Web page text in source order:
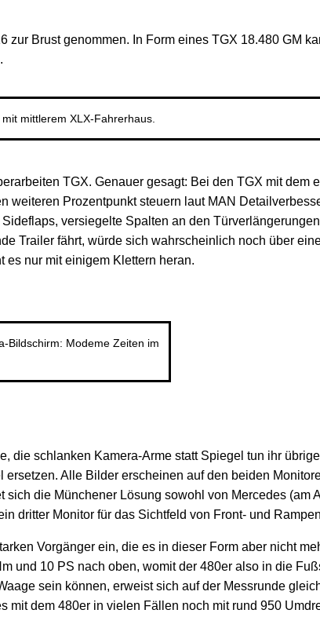
zur Brust genommen. In Form eines TGX 18.480 GM
mittlerem XLX-Fahrerhaus.
TGX. Genauer gesagt: Bei den TGX mit dem
Prozentpunkt steuern laut MAN
versiegelte Spalten an den
Trailer fährt, würde sich wahrscheinlich noch über
es nur mit einigem Klettern heran.
Bildschirm: Modeme Zeiten im
schlanken Kamera-Arme statt Spiegel tun ihr
Alle Bilder erscheinen auf den beiden
die Münchener Lösung sowohl von Mercedes (am
dritter Monitor für das Sichtfeld von Front- und
Vorgänger ein, die es in dieser Form aber nicht
und 10 PS nach oben, womit der 480er also in die
sein können, erweist sich auf der Messrunde
mit dem 480er in vielen Fällen noch mit rund 950